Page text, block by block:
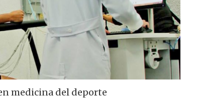
medicina del deporte